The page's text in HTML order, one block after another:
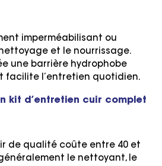
imperméabilisant ou
et le nourrissage.
une barrière hydrophobe
facilite l’entretien quotidien.
kit d’entretien cuir complet
de qualité coûte entre 40 et
le nettoyant, le